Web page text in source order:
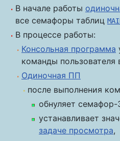
В начале работы
все семафоры таблиц
В процессе работы:
Консольная программа
команды
Одиночная ПП
после выполнения
обнуляет семафор-
устанавливает
задаче просмотра,